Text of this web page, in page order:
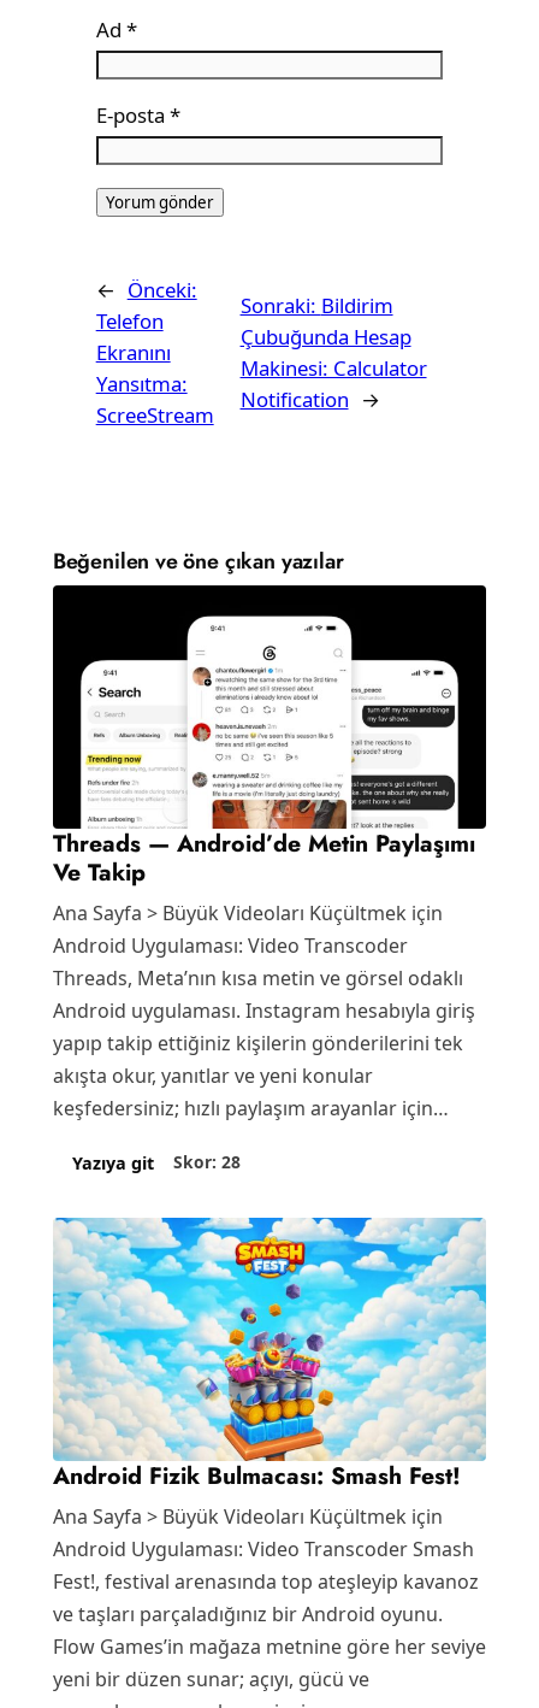
Ad *
E-posta *
← Önceki:
Telefon
Ekranını
Yansıtma:
ScreeStream
Sonraki: Bildirim
Çubuğunda Hesap
Makinesi: Calculator
Notification →
Beğenilen ve öne çıkan yazılar
Threads — Android’de Metin Paylaşımı
Ve Takip
Ana Sayfa > Büyük Videoları Küçültmek için
Android Uygulaması: Video Transcoder
Threads, Meta’nın kısa metin ve görsel odaklı
Android uygulaması. Instagram hesabıyla giriş
yapıp takip ettiğiniz kişilerin gönderilerini tek
akışta okur, yanıtlar ve yeni konular
keşfedersiniz; hızlı paylaşım arayanlar için
Yazıya git Skor: 28
Android Fizik Bulmacası: Smash Fest!
Ana Sayfa > Büyük Videoları Küçültmek için
Android Uygulaması: Video Transcoder Smash
Fest!, festival arenasında top ateşleyip kavanoz
ve taşları parçaladığınız bir Android oyunu.
Flow Games’in mağaza metnine göre her seviye
yeni bir düzen sunar; açıyı, gücü ve